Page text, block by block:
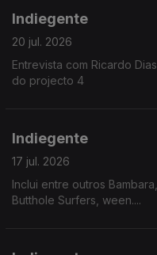
Indiegente
20 jul. 2026
Entrevista com Ricardo
do projecto 4
Indiegente
17 jul. 2026
Inclui entre outros
Butthole Surfers, ween....